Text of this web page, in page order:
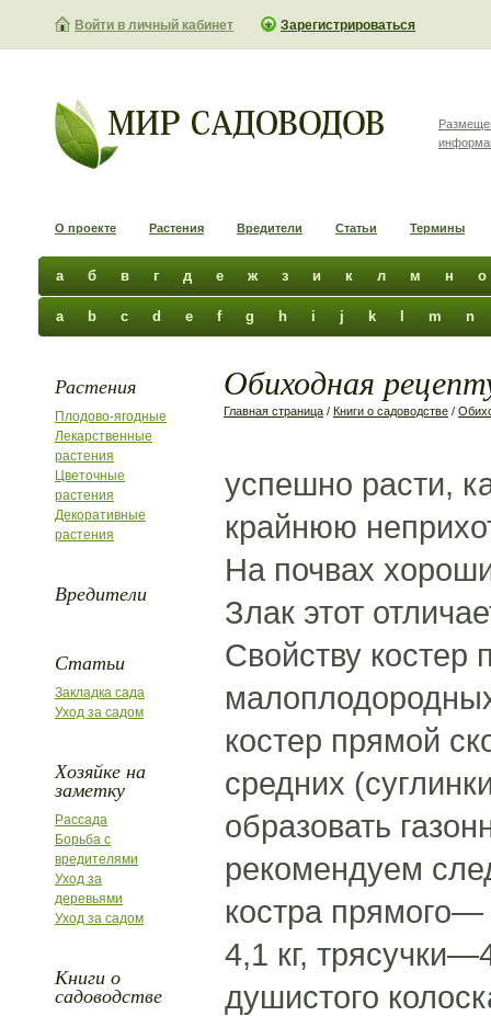
Войти в личный кабинет Зарегистрироваться
О проекте Растения Вредители Статьи Термины
а б в г д е ж з и к л м н о
a b c d e f g h i j k m n
Растения
Плодово-ягодные
Лекарственные
растения
Цветочные
растения
Декоративные
растения
Вредители
Статьи
Закладка сада
Уход за садом
Хозяйке на
заметку
Рассада
Борьба с
вредителями
Уход за
деревьями
Уход за садом
Книги о
садоводстве
Обиходная
Главная страница / Книги о садоводстве /
успешно расти,
крайнюю
На почвах
Злак этот
Свойству костер
костер прямой
средних
образовать
рекомендуем
костра
4,1 кг,
душистого